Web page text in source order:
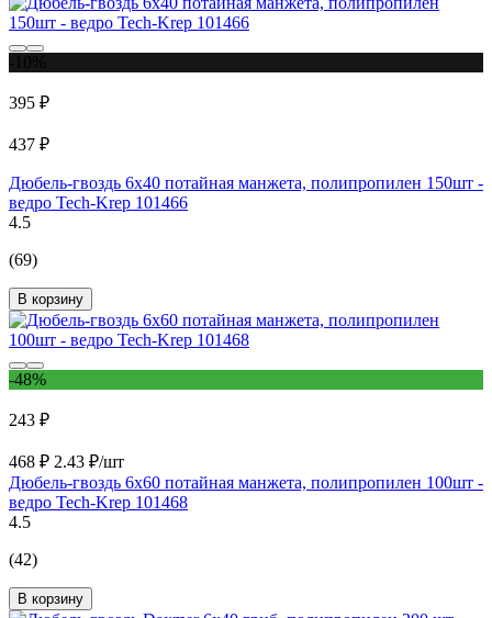
395 ₽
437 ₽
Дюбель-гвоздь 6х40 потайная манжета, полипропилен 150шт -
ведро Tech-Krep 101466
4.5
(69)
В корзину
-48%
243 ₽
468 ₽ 2.43 ₽/шт
Дюбель-гвоздь 6х60 потайная манжета, полипропилен 100шт -
ведро Tech-Krep 101468
4.5
(42)
В корзину